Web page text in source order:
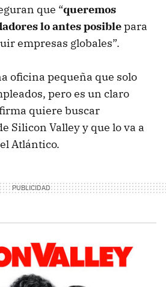
que “queremos
lo antes posiblepara
empresas globales”.
oficina pequeña que solo
pero es un claro
quiere buscar
Silicon Valley y que lo va a
Atlántico.